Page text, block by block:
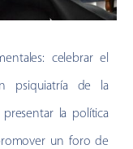
celebrar el
psiquiatría de la
la política
un foro de